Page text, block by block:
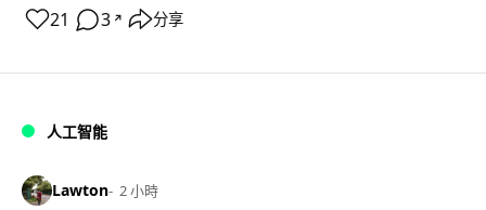
21 3 ↗ 分享
人工智能
Lawton 2 小時